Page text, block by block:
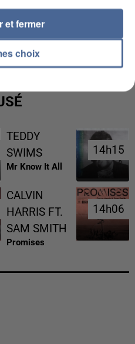
DE LA DZ
TEDDY
SWIMS
Mr Know It All
14h15
14h15
CALVIN
HARRIS FT.
SAM SMITH
Promises
14h06
14h06
choix
et fermer